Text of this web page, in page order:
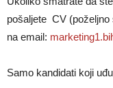
pošaljete CV (poželjno
na ema­il:
Samo kandidati koji